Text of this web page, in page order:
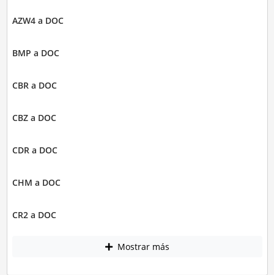
AZW4 a DOC
BMP a DOC
CBR a DOC
CBZ a DOC
CDR a DOC
CHM a DOC
CR2 a DOC
Mostrar más